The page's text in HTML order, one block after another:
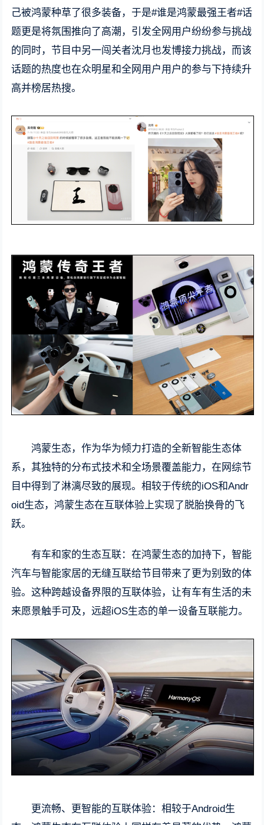
己被鸿蒙种草了很多装备，于是#谁是鸿蒙最强王者#话
题更是将氛围推向了高潮，引发全网用户纷纷参与挑战
的同时，节目中另一闯关者沈月也发博接力挑战，而该
话题的热度也在众明星和全网用户用户的参与下持续升
高并榜居热搜。
鸿蒙生态，作为华为倾力打造的全新智能生态体
系，其独特的分布式技术和全场景覆盖能力，在网综节
目中得到了淋漓尽致的展现。相较于传统的iOS和Andr
oid生态，鸿蒙生态在互联体验上实现了脱胎换骨的飞
跃。
有车和家的生态互联：在鸿蒙生态的加持下，智能
汽车与智能家居的无缝互联给节目带来了更为别致的体
验。这种跨越设备界限的互联体验，让有车有生活的未
来愿景触手可及，远超iOS生态的单一设备互联能力。
更流畅、更智能的互联体验：相较于Android生